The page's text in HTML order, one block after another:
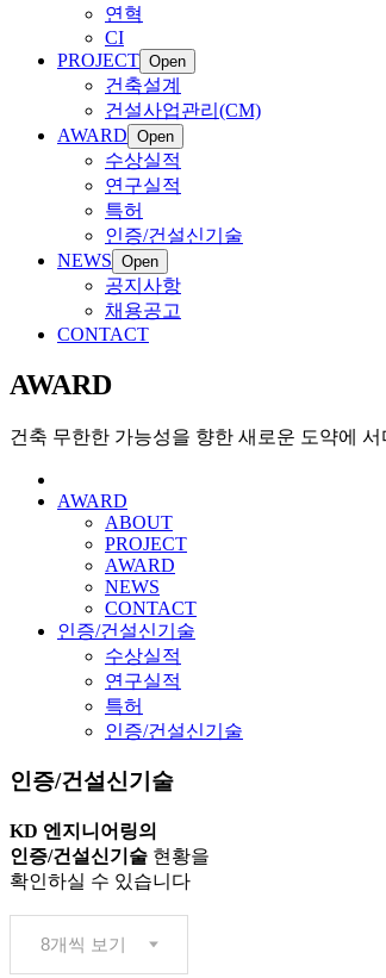
연혁
CI
PROJECT Open
건축설계
건설사업관리(CM)
AWARD Open
수상실적
연구실적
특허
인증/건설신기술
NEWS Open
공지사항
채용공고
CONTACT
AWARD
건축 무한한 가능성을 향한 새로운 도약에 서
AWARD
ABOUT
PROJECT
AWARD
NEWS
CONTACT
인증/건설신기술
수상실적
연구실적
특허
인증/건설신기술
인증/건설신기술
KD 엔지니어링의
인증/건설신기술 현황을
확인하실 수 있습니다